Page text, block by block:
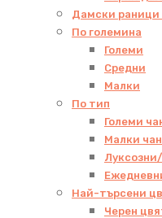
Дамски раници
По големина
Големи
Средни
Малки
По тип
Големи
Малки
Най-търсени
Черен